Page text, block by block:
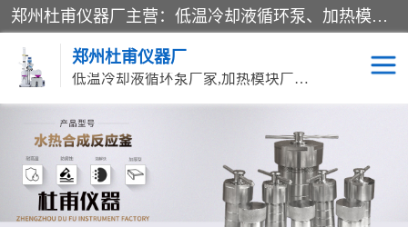
郑州杜甫仪器厂主营：低温冷却液循环泵、加热模块、水热合成反应釜、水油浴锅、旋转蒸发器、循环水真空泵等产品。郑州杜甫仪器厂在众多的教学仪器行业中依靠科技力量扬长避短、迅速发展，成为国家教委*生产教学仪器的厂家，产品具有国内良好水平，主导产品通过ISO9002质量认证。
郑州杜甫仪器厂
低温冷却液循环泵厂家,加热模块厂家,水热合成反应釜厂家,水油浴锅厂家,旋转蒸发器厂家
循环水真空泵厂家 水热合成反应釜厂家
低温冷却液循环泵厂家 加热模块厂家